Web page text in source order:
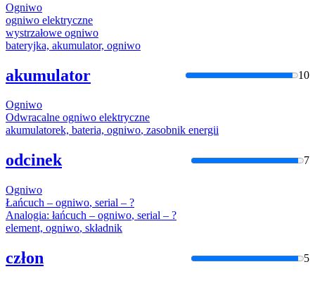
Ogniwo
ogniwo elektryczne
wystrzałowe ogniwo
bateryjka, akumulator, ogniwo
akumulator 10
Ogniwo
Odwracalne ogniwo elektryczne
akumulatorek, bateria, ogniwo, zasobnik energii
odcinek 7
Ogniwo
Łańcuch – ogniwo, serial – ?
Analogia: łańcuch – ogniwo, serial – ?
element, ogniwo, składnik
człon 5